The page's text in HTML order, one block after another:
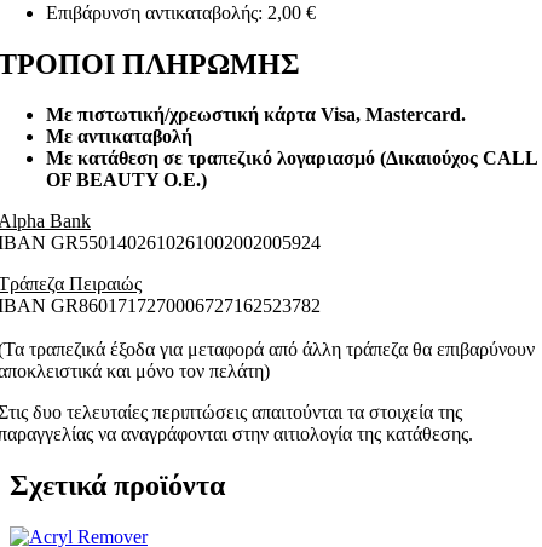
Επιβάρυνση αντικαταβολής: 2,00 €
ΠΛΗΡΩΜΗΣ
Με πιστωτική/χρεωστική κάρτα Visa, Mastercard.
Με αντικαταβολή
Με κατάθεση σε τραπεζικό λογαριασμό (Δικαιούχος CALL
OF BEAUTY O.E.)
Bank
GR5501402610261002002005924
Πειραιώς
GR8601717270006727162523782
τραπεζικά έξοδα για μεταφορά από άλλη τράπεζα θα επιβαρύνουν
και μόνο τον πελάτη)
δυο τελευταίες περιπτώσεις απαιτούνται τα στοιχεία της
να αναγράφονται στην αιτιολογία της κατάθεσης.
Σχετικά προϊόντα